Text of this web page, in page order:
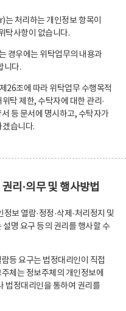
처리하는 개인정보 항목이
탁사항이 없습니다.
경우에는 위탁업무의 내용과
니다.
26조에 따라 위탁업무 수행목적
탁 제한, 수탁자에 대한 관리·
등 문서에 명시하고, 수탁자가
습니다.
리·의무 및 행사방법
보 열람·정정·삭제·처리정지 및
명 요구 등의 권리를 행사할 수
등 요구는 법정대리인이 직접
체는 정보주체의 개인정보에
법정대리인을 통하여 권리를